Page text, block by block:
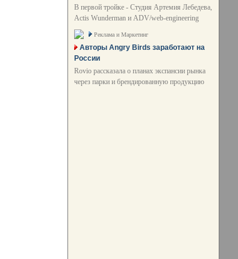
В первой тройке - Студия Артемия Лебедева,
Actis Wunderman и ADV/web-engineering
Реклама и Маркетинг
Авторы Angry Birds заработают на
России
Rovio рассказала о планах экспансии рынка
через парки и брендированную продукцию